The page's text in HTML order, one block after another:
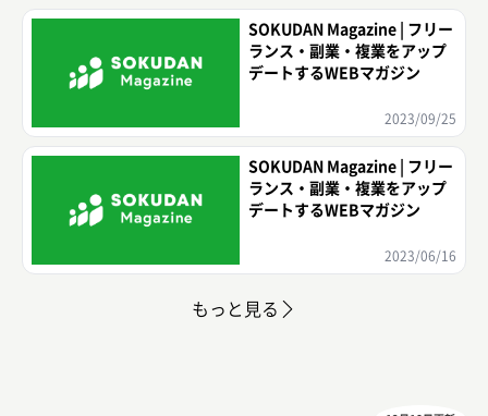
SOKUDAN Magazine | フリー
ランス・副業・複業をアップ
デートするWEBマガジン
2023/09/25
SOKUDAN Magazine | フリー
ランス・副業・複業をアップ
デートするWEBマガジン
2023/06/16
もっと見る